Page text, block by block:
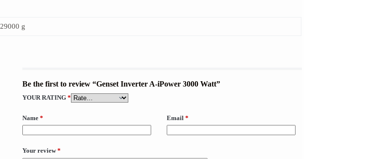
29000 g
Be the first to review “Genset Inverter A-iPower 3000 Watt”
YOUR RATING*
Name * Email *
Your review*